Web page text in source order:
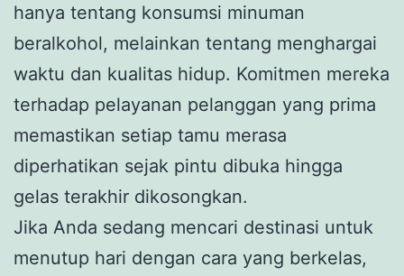
hanya tentang konsumsi minuman
beralkohol, melainkan tentang menghargai
waktu dan kualitas hidup. Komitmen mereka
terhadap pelayanan pelanggan yang prima
memastikan setiap tamu merasa
diperhatikan sejak pintu dibuka hingga
gelas terakhir dikosongkan.
Jika Anda sedang mencari destinasi untuk
menutup hari dengan cara yang berkelas,